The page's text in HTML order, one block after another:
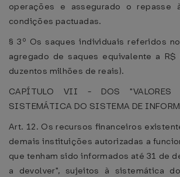
operações e assegurado o repasse
condições pactuadas.
§ 3º Os saques individuais referidos
agregado de saques equivalente a
duzentos milhões de reais).
CAPÍTULO VII - DOS "VALORES
SISTEMÁTICA DO SISTEMA DE
Art. 12. Os recursos financeiros
demais instituições autorizadas a
que tenham sido informados até 31 de
a devolver", sujeitos à sistemática